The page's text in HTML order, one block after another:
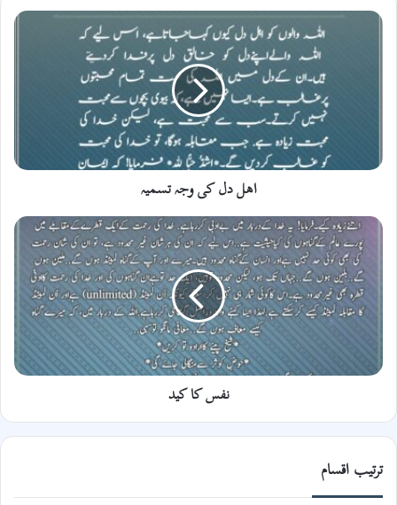
اھلدل
اھل دل کی وجہ تسمیہ
نفسکا کید
نفس کا کید
ترتیب اقسام